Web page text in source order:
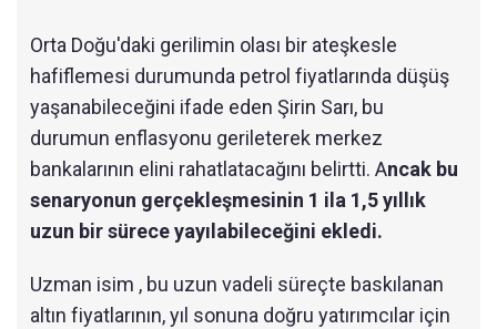
Orta Doğu'daki gerilimin olası bir ateşkesle
hafiflemesi durumunda petrol fiyatlarında düşüş
yaşanabileceğini ifade eden Şirin Sarı, bu
durumun enflasyonu gerileterek merkez
bankalarının elini rahatlatacağını belirtti. Ancak bu
senaryonun gerçekleşmesinin 1 ila 1,5 yıllık
uzun bir sürece yayılabileceğini ekledi.
Uzman isim , bu uzun vadeli süreçte baskılanan
altın fiyatlarının, yıl sonuna doğru yatırımcılar için